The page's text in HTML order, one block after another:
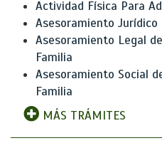
Actividad Física Para
Asesoramiento
Asesoramiento Legal
Familia
Asesoramiento Social
Familia
MÁS TRÁMITES